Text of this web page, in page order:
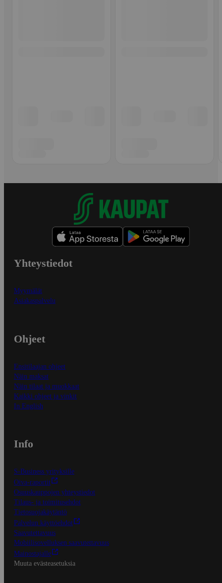
Yhteystiedot
Myymälät
Asiakaspalvelu
Ohjeet
Ensitilaajan ohjeet
Näin maksat
Näin tilaat ja muokkaat
Kaikki ohjeet ja vinkit
In English
Info
S-Business yrityksille
Oiva-raportit
Osuuskauppojen yhteystiedot
Tilaus- ja toimitusehdot
Tietosuojakäytäntö
Palvelun käyttöehdot
Saavutettavuus
Mobiilisovelluksen saavutettavuus
Mainostajalle
Muuta evästeasetuksia